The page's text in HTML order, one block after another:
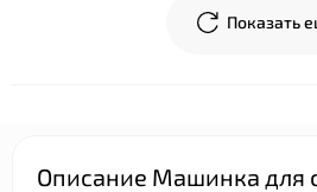
Показать
Описание Машинка для